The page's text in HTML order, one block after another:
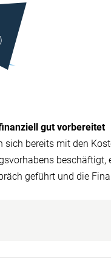
gut vor­bereitet
sich bereits mit den
beschäftigt,
geführt und die